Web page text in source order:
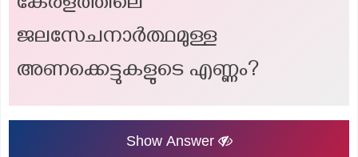
ജലസേചനാർത്ഥമുള്ള
അണക്കെട്ടുകളുടെ എണ്ണം?
Show Answer